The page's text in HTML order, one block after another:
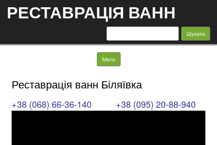
РЕСТАВРАЦІЯ ВАНН
Пошук:
Menu Skip to content
Реставрація ванн Біляївка
+38 (068) 66-36-140 +38 (095) 20-88-940